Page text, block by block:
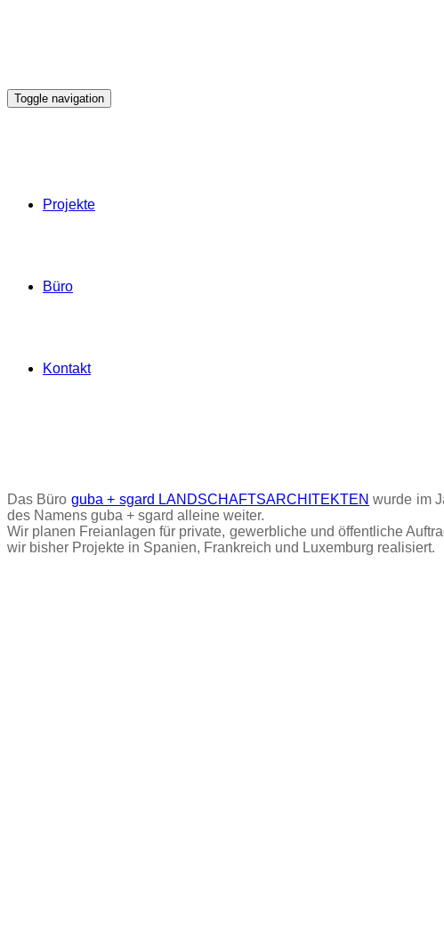
Toggle navigation
Projekte
Büro
Kontakt
Das Büro guba + sgard LANDSCHAFTSARCHITEKTEN wurde im
des Namens guba + sgard alleine weiter.
Wir planen Freianlagen für private, gewerbliche und öffentliche
wir bisher Projekte in Spanien, Frankreich und Luxemburg realisiert.